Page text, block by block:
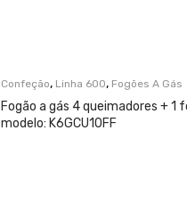
Confeção, Linha 600, Fogões A Gás
Fogão a gás 4 queimadores + 1
modelo: K6GCU10FF